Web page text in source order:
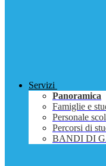
Servizi
Panoramica
Famiglie e
Personale
Percorsi di
BANDI DI